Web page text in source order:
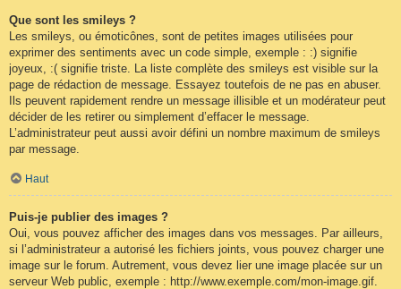
Que sont les smileys ?
Les smileys, ou émoticônes, sont de petites images utilisées pour
exprimer des sentiments avec un code simple, exemple : :) signifie
joyeux, :( signifie triste. La liste complète des smileys est visible sur la
page de rédaction de message. Essayez toutefois de ne pas en abuser.
Ils peuvent rapidement rendre un message illisible et un modérateur peut
décider de les retirer ou simplement d’effacer le message.
L’administrateur peut aussi avoir défini un nombre maximum de smileys
par message.
Haut
Puis-je publier des images ?
Oui, vous pouvez afficher des images dans vos messages. Par ailleurs,
si l’administrateur a autorisé les fichiers joints, vous pouvez charger une
image sur le forum. Autrement, vous devez lier une image placée sur un
serveur Web public, exemple : http://www.exemple.com/mon-image.gif.